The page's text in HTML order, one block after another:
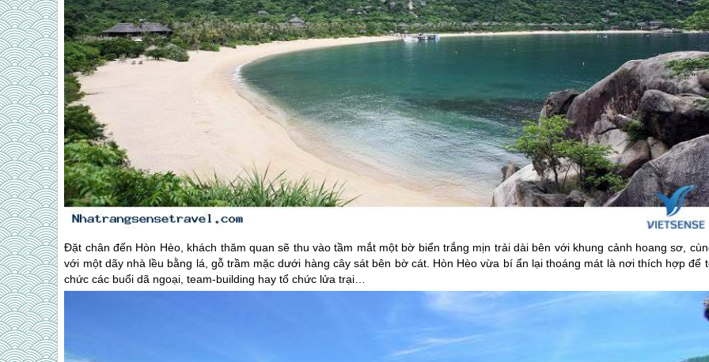
Đặt chân đến Hòn Hèo, khách thăm quan sẽ thu vào tầm mắt một bờ biển trắng mịn trải dài bên với khung cảnh hoang sơ,
với một dãy nhà lều bằng lá, gỗ trầm mặc dưới hàng cây sát bên bờ cát. Hòn Hèo vừa bí ẩn lại thoáng mát là nơi thích hợp để
chức các buổi dã ngoại, team-building hay tổ chức lửa trại…